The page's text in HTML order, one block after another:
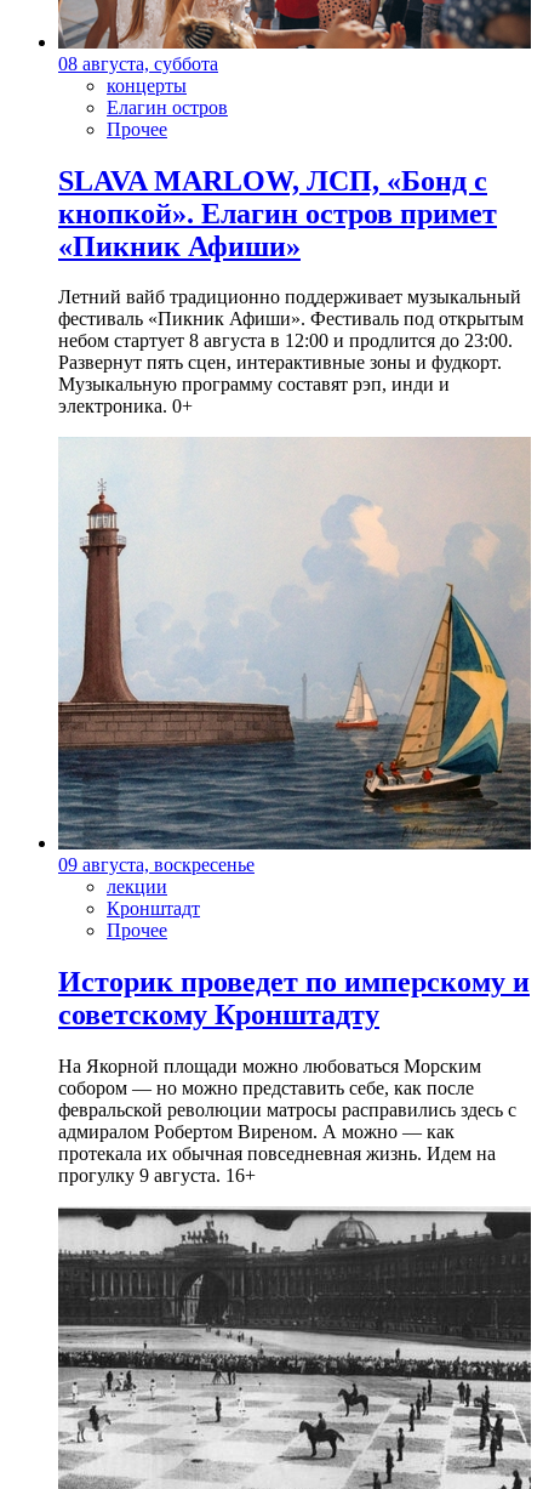
08 августа, суббота
концерты
Елагин остров
Прочее
SLAVA MARLOW, ЛСП, «Бонд с
кнопкой». Елагин остров примет
«Пикник Афиши»
Летний вайб традиционно поддерживает музыкальный
фестиваль «Пикник Афиши». Фестиваль под открытым
небом стартует 8 августа в 12:00 и продлится до 23:00.
Развернут пять сцен, интерактивные зоны и фудкорт.
Музыкальную программу составят рэп, инди и
электроника. 0+
09 августа, воскресенье
лекции
Кронштадт
Прочее
Историк проведет по имперскому и
советскому Кронштадту
На Якорной площади можно любоваться Морским
собором — но можно представить себе, как после
февральской революции матросы расправились здесь с
адмиралом Робертом Виреном. А можно — как
протекала их обычная повседневная жизнь. Идем на
прогулку 9 августа. 16+